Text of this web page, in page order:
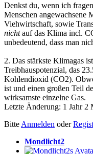
Denkst du, wenn ich
Menschen angewachsene
Viehwirtschaft, sowie
nichtauf das Klima incl.
unbedeutend, dass man
2. Das stärkste Klimagas
Treibhauspotenzial, das
Kohlendioxid (CO2).
ist und einen großen Teil
wirksamste einzelne Gas.
Letzte Änderung: 1 Jahr 2
Bitte Anmelden oder
Mondlicht2